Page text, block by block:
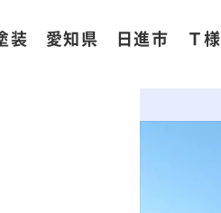
装 愛知県 日進市 Ｔ様